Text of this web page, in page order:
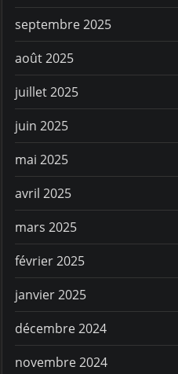
VIE SPORTIVE
Fête des enfants du
club de Frégate
septembre 2025
août 2025
juillet 2025
juin 2025
mai 2025
avril 2025
mars 2025
février 2025
janvier 2025
décembre 2024
novembre 2024